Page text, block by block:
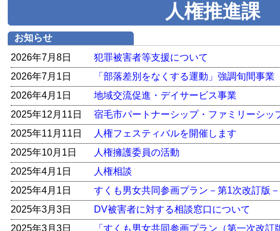
人権推進課
お知らせ
2026年7月8日
犯罪被害者等支援について
2026年7月1日
「部落差別をなくする運動」強調旬間事業
2026年4月1日
地域交流促進・デイサービス事業
2025年12月11日
宿毛市パートナーシップ・ファミリーシッ
2025年11月11日
人権フェスティバルを開催します
2025年10月1日
人権擁護委員の活動
2025年4月1日
人権相談
2025年4月1日
すくも男女共同参画プラン－第1次改訂版－
2025年3月3日
DV被害者に対する相談窓口について
2025年3月3日
「すくも男女共同参画プラン（第一次改